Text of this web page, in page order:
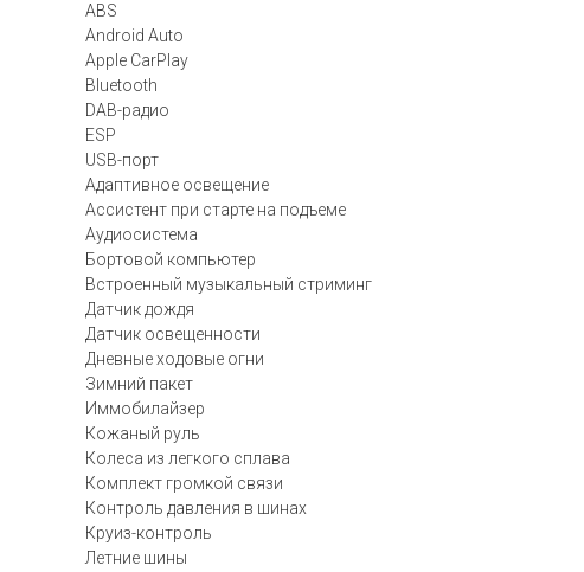
ABS
Android Auto
Apple CarPlay
Bluetooth
DAB-радио
ESP
USB-порт
Адаптивное освещение
Ассистент при старте на подъеме
Аудиосистема
Бортовой компьютер
Встроенный музыкальный стриминг
Датчик дождя
Датчик освещенности
Дневные ходовые огни
Зимний пакет
Иммобилайзер
Кожаный руль
Колеса из легкого сплава
Комплект громкой связи
Контроль давления в шинах
Круиз-контроль
Летние шины